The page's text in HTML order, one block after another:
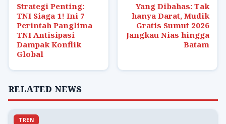
Strategi Penting:
TNI Siaga 1! Ini 7
Perintah Panglima
TNI Antisipasi
Dampak Konflik
Global
Yang Dibahas: Tak
hanya Darat, Mudik
Gratis Sumut 2026
Jangkau Nias hingga
Batam
RELATED NEWS
TREN